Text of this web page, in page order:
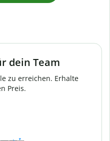
dein Team
zu erreichen. Erhalte
Preis.